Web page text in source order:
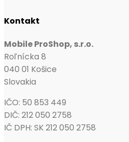
Kontakt
Mobile ProShop, s.r.o.
Roľnícka 8
040 01 Košice
Slovakia
IČO: 50 853 449
DIČ: 212 050 2758
IČ DPH: SK 212 050 2758